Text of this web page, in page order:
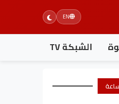
EN
الشبكة TV